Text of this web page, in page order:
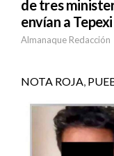
de tres
envían a Tepexi
Almanaque Redacción
NOTA ROJA